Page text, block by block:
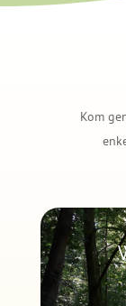
Kom